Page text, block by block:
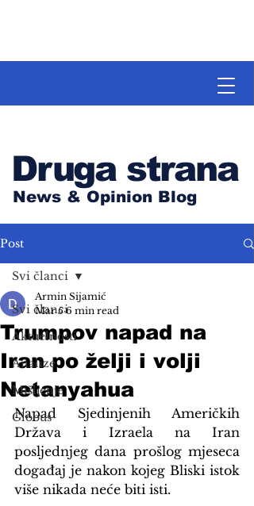
Druga strana
News & Opinion Blog
Post
Svi članci
Aktuelnosti
Analize
Mišljenje
Globus
Svi članci
Trumpov napad na
Iran po želji i volji
Netanyahua
Armin Sijamić
Mar 5 6 min read
Napad Sjedinjenih Američkih
Država i Izraela na Iran
posljednjeg dana prošlog mjeseca
događaj je nakon kojeg Bliski istok
više nikada neće biti isti.